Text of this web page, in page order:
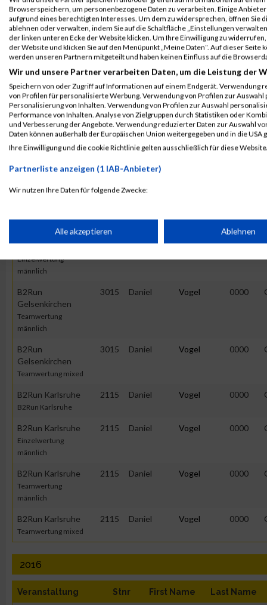
Veranstaltung Stnr First Name Last
M-net Firmenlauf
Firmenlauf 6.3km Einzelwertung
7592 Daniel Vogel
M-net Firmenlauf
Teamwertung Herren
7592 Daniel Vogel
2017
Veranstaltung Stnr
Name
B2Run
3015 Daniel
Gelsenkirchen
Einzelwertung
männlich
3015 0000
B2Run
Gelsenkirchen
Teamwertung
männlich
3015 Daniel Vogel 0000
B2Run
Gelsenkirchen
Teamwertung mixed
3015 Daniel Vogel 0000
B2Run Karlsruhe
B2Run Karlsruhe
2115 Daniel Vogel 0000
B2Run Karlsruhe
Einzelwertung
männlich
2115 Daniel Vogel 0000
B2Run Karlsruhe
Teamwertung
männlich
2115 Daniel Vogel 0000
B2Run Karlsruhe
Teamwertung mixed
2115 Daniel Vogel 0000
2016
Veranstaltung Stnr First Name Last Name
Browserspeichern, um personenbezogene Daten zu verarbeiten. Einige
aufgrund eines berechtigten Interesses. Um dem zu widersprechen, öffnen Sie
ablehnen oder verwalten, indem Sie auf die Schaltfläche „Einstellungen
der linken unteren Ecke der Website klicken. Um Ihre Einwilligung zu
der Website und klicken Sie auf den Menüpunkt „Meine Daten“. Auf dieser
werden unseren Partnern mitgeteilt und haben keinen Einfluss auf die
Wir und unsere Partner verarbeiten Daten, um die Leistung der
Speichern von oder Zugriff auf Informationen auf einem Endgerät. Verwendung
von Profilen für personalisierte Werbung. Verwendung von Profilen zur
Personalisierung von Inhalten. Verwendung von Profilen zur Auswahl
Performance von Inhalten. Analyse von Zielgruppen durch Statistiken oder
und Verbesserung der Angebote. Verwendung reduzierter Daten zur Auswahl
Daten können außerhalb der Europäischen Union weitergegeben und in die USA
Ihre Einwilligung und die cookie Richtlinie gelten ausschließlich für diese
Partnerliste anzeigen (1 IAB-Anbieter)
Wir nutzen Ihre Daten für folgende Zwecke:
Speichern von oder Zugriff auf Informationen auf einem
Verwendung reduzierter Daten zur Auswahl von Werbeanzeigen
Erstellung von Profilen für personalisierte Werbung
Erstellung von Profilen zur Personalisierung von Inhalten
Messung der Werbeleistung
Messung der Performance von Inhalten
Analyse von Zielgruppen durch Statistiken oder
verschiedenen Quellen
Entwicklung und Verbesserung der Angebote
Verwendung reduzierter Daten zur Auswahl von Inhalten
Alle akzeptieren Ablehnen